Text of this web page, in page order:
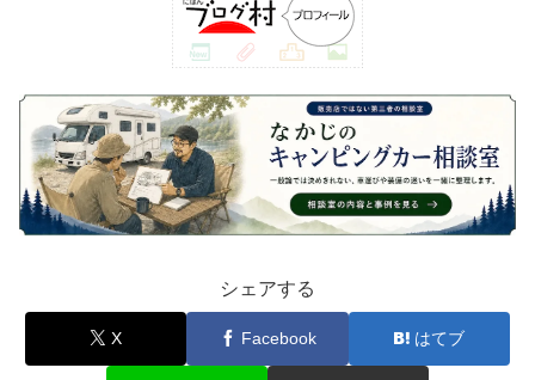
シェアする
X Facebook はてブ